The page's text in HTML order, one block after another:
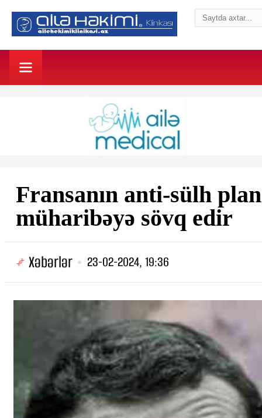
Fransanın anti-sülh
müharibəyə sövq edir
Xəbərlər 23-02-2024, 19:36